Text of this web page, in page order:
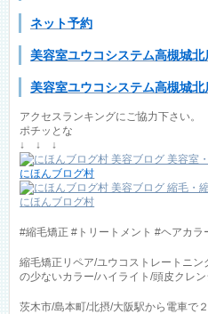
ネット予約
美容室ユウコシステム高槻城
美容室ユウコシステム高槻城
アクセスランキングにご協力下さい。
ポチッとな
↓ ↓ ↓
にほんブログ村
にほんブログ村
#縮毛矯正 #トリートメント #ヘアカラ
縮毛矯正リペア/ユウコストレートニ
の少ないカラー/ハイライト/頭皮クレ
茨木市/島本町/北摂/大阪駅から電車で